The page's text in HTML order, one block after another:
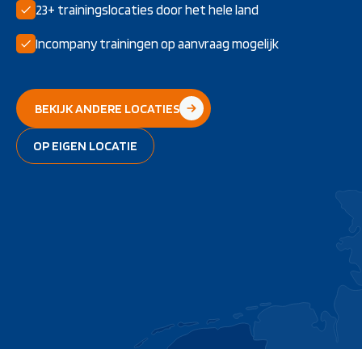
23+ trainingslocaties door het hele land
Incompany trainingen op aanvraag mogelijk
BEKIJK ANDERE LOCATIES
OP EIGEN LOCATIE